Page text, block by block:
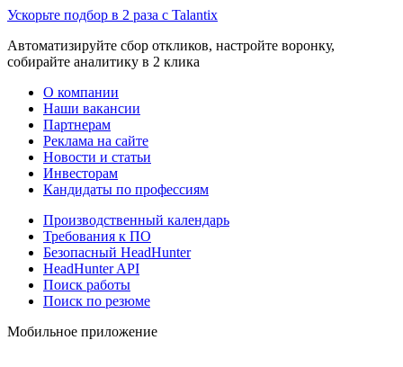
Ускорьте подбор в 2 раза с Talantix
Автоматизируйте сбор откликов, настройте воронку,
собирайте аналитику в 2 клика
О компании
Наши вакансии
Партнерам
Реклама на сайте
Новости и статьи
Инвесторам
Кандидаты по профессиям
Производственный календарь
Требования к ПО
Безопасный HeadHunter
HeadHunter API
Поиск работы
Поиск по резюме
Мобильное приложение